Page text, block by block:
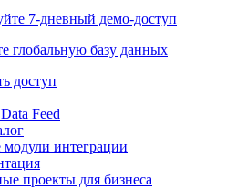
7-дневный демо-доступ
глобальную базу данных
доступ
Feed
модули интеграции
проекты для бизнеса